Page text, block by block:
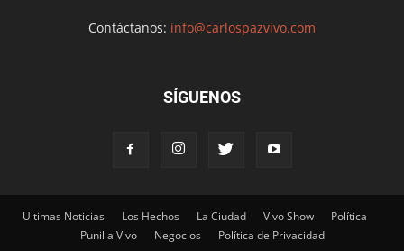
Contáctanos: info@carlospazvivo.com
SÍGUENOS
Ultimas Noticias Los Hechos La Ciudad Vivo Show
Política
Punilla Vivo
Negocios Política de Privacidad